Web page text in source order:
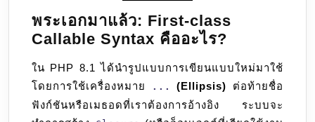
พระเอกมาแล้ว: First-class
Callable Syntax คืออะไร?
ใน PHP 8.1 ได้นำรูปแบบการเขียนแบบใหม่มาใช้
โดยการใช้เครื่องหมาย
... (Ellipsis) ต่อท้ายชื่อ
ฟังก์ชันหรือเมธอดที่เราต้องการอ้างอิง ระบบจะ